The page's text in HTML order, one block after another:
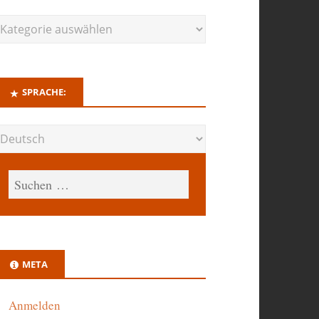
SPRACHE:
META
Anmelden